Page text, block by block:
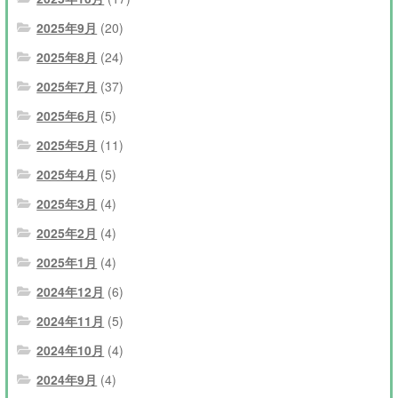
2025年9月 (20)
2025年8月 (24)
2025年7月 (37)
2025年6月 (5)
2025年5月 (11)
2025年4月 (5)
2025年3月 (4)
2025年2月 (4)
2025年1月 (4)
2024年12月 (6)
2024年11月 (5)
2024年10月 (4)
2024年9月 (4)